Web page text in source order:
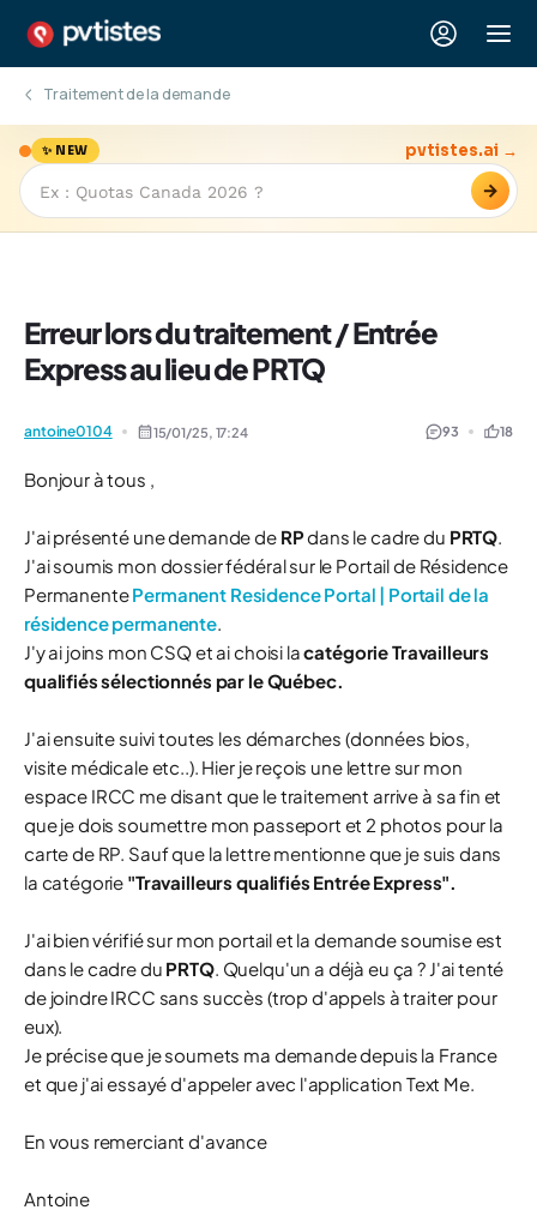
Traitement de la demande
✨ NEW
→
pvtistes.ai →
Erreur lors du traitement / Entrée
Express au lieu de PRTQ
antoine0104 15/01/25, 17:24 93 18
Bonjour à tous ,
J'ai présenté une demande de RPdans le cadre du PRTQ.
J'ai soumis mon dossier fédéral sur le Portail de Résidence
PermanentePermanent Residence Portal | Portail de la
résidence permanente.
J'y ai joins mon CSQ et ai choisi lacatégorie Travailleurs
qualifiés sélectionnés par le Québec.
J'ai ensuite suivi toutes les démarches (données bios,
visite médicale etc..). Hier je reçois une lettre sur mon
espace IRCC me disant que le traitement arrive à sa fin et
que je dois soumettre mon passeport et 2 photos pour la
carte de RP. Sauf que la lettre mentionne que je suis dans
la catégorie "Travailleurs qualifiés Entrée Express".
J'ai bien vérifié sur mon portail et la demande soumise est
dans le cadre du PRTQ. Quelqu'un a déjà eu ça ? J'ai tenté
de joindre IRCC sans succès (trop d'appels à traiter pour
eux).
Je précise que je soumets ma demande depuis la France
et que j'ai essayé d'appeler avec l'application Text Me.
En vous remerciant d'avance
Antoine